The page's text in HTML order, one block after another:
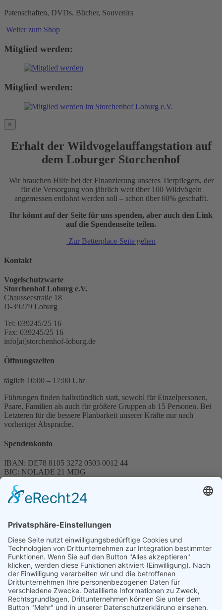
Patenschaften, DVDs, Bücher, Souvenirs
Weiter zum Shop
Mitglied werden:
Mitglied werden:
×
Erhalt der Wildvogelauffangstation auf
dem Loburger Storchenhof
Wir brauchen Hilfe bei der Finanzierung unseres Tierpflegers, der
für die Versorgung von jährlich weit über 100 Wildvögeln
angemessen entlohnt werden soll – schon über 60% geschafft.
Ihr könnt auf der Seite für uns spenden, aber auch den Link
auf die Spendenseite teilen.
Zur Betterplace-Seite gehen
Kontakt
Vogelschutzwarte
Storchenhof Loburg e.V.
Chausseestraße 18
D-39279 Loburg
Tel: 039245/25 16
Fax: 039245/25 16
info[at]storchenhof-loburg.de
Öffnungszeiten
täglich 10:00 – 17:00 Uhr
Führungen finden halbstündlich statt, sowohl für Einzelpersonen,
Paare, Familien als auch für größere Gruppen ab 15 Personen. Bei
Letzteren für die bessere Planbarkeit unserer Kräfte nur nach
vorheriger Absprache.
Spendenkonto
IBAN: DE78 8105 3272 0503 0012 44
BIC: NOLADE 21 MDG
Spenden können steuerlich abgesetzt werden
Förderung
© 1987 – 2025
Storchenhof Loburg e.V.
Alle Rechte vorbehalten.
Cookie-Einstellungen